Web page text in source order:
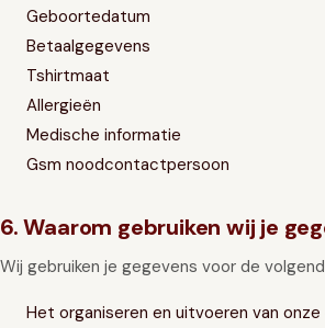
Geboortedatum
Betaalgegevens
Tshirtmaat
Allergieën
Medische informatie
Gsm noodcontactpersoon
6. Waarom gebruiken wij je
Wij gebruiken je gegevens voor de
Het organiseren en uitvoeren van